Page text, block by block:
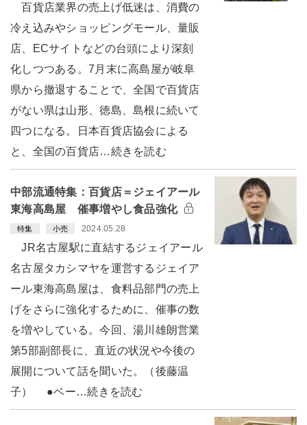
百貨店業界の売上げ低迷は、消費の
冷え込みやショッピングモール、量販
店、ECサイトなどの台頭により深刻
化しつつある。7月末に高島屋が岐阜
県から撤退することで、全国で百貨店
がない県は山形、徳島、島根に続いて
四つになる。日本百貨店協会による
と、全国の百貨店…続きを読む
中部流通特集：百貨店＝ジェイアール
東海高島屋 催事増やし食品強化
特集 小売 2024.05.28
JR名古屋駅に直結するジェイアール
名古屋タカシマヤを運営するジェイア
ール東海高島屋は、食料品部門の売上
げをさらに強化するために、催事の数
を増やしている。今回、湯川雄朗営業
第5部副部長に、直近の状況や今後の
展開について話を聞いた。（後藤温
子） ●ベー…続きを読む